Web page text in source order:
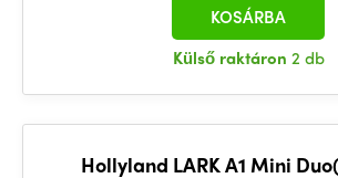
Külső raktáron 2 db
KOSÁRBA
Hollyland LARK A1 Mini